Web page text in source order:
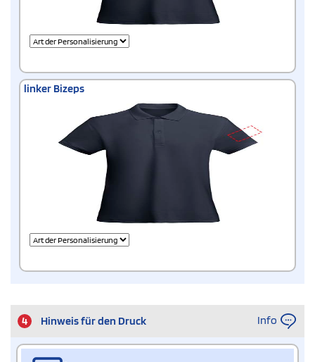
linker Bizeps
4 Hinweis für den Druck Info